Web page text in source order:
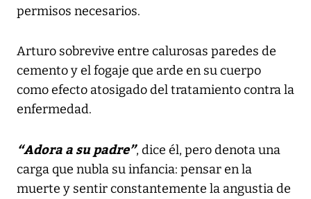
permisos necesarios.
Arturo sobrevive entre calurosas paredes de
cemento y el fogaje que arde en su cuerpo
como efecto atosigado del tratamiento contra la
enfermedad.
“Adora a su padre”, dice él, pero denota una
carga que nubla su infancia: pensar en la
muerte y sentir constantemente la angustia de